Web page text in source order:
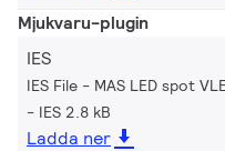
Mjukvaru-plugin
IES
IES File - MAS LED spot
IES 2.8 kB
Ladda ner